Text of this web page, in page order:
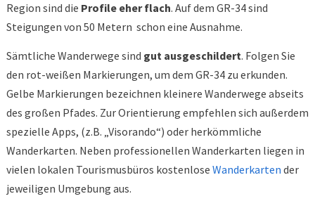
Region sind die Profile eher flach. Auf dem GR-34 sind
Steigungen von 50 Metern schon eine Ausnahme.
Sämtliche Wanderwege sind gut ausgeschildert. Folgen Sie
den rot-weißen Markierungen, um dem GR-34 zu erkunden.
Gelbe Markierungen bezeichnen kleinere Wanderwege abseits
des großen Pfades. Zur Orientierung empfehlen sich außerdem
spezielle Apps, (z.B. „Visorando“) oder herkömmliche
Wanderkarten. Neben professionellen Wanderkarten liegen in
vielen lokalen Tourismusbüros kostenlose Wanderkarten der
jeweiligen Umgebung aus.